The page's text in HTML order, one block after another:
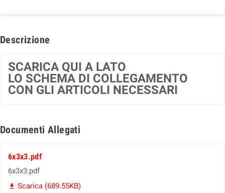
Descrizione
SCARICA QUI A LATO
LO SCHEMA DI COLLEGAMENTO
CON GLI ARTICOLI NECESSARI
Documenti Allegati
6x3x3.pdf
6x3x3.pdf
 Scarica (689.55KB)